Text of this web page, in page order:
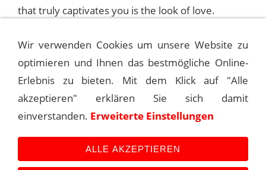
that truly captivates you is the look of love.
Interestingly, Sinatra never performed this song
on radio or TV shows, nor did he include it in his
concert repertoire.
© Andreas Kroniger, Sinatra - The Main Event
Wir verwenden Cookies um unsere Website zu
optimieren und Ihnen das bestmögliche Online-
Erlebnis zu bieten. Mit dem Klick auf "Alle
akzeptieren" erklären Sie sich damit
einverstanden. Erweiterte Einstellungen
ALLE AKZEPTIEREN